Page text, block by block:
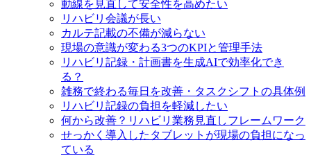
動線を見直して安全性を高めたい
リハビリ会議が長い
カルテ記載の不備が減らない
現場の意識が変わる3つのKPIと管理手法
リハビリ記録・計画書を生成AIで効率化でき
る？
雑務で終わる毎日を改善・タスクシフトの具体例
リハビリ記録の負担を軽減したい
何から改善？リハビリ業務見直しフレームワーク
せっかく導入したタブレットが現場の負担になっ
ている